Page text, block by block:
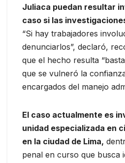
Juliaca puedan resultar
caso si las
“Si hay trabajadores
denunciarlos”, declaró,
que el hecho resulta
que se vulneró la
encargados del manejo
El caso actualmente es
unidad especializada en
en la ciudad de Lima,
penal en curso que busca